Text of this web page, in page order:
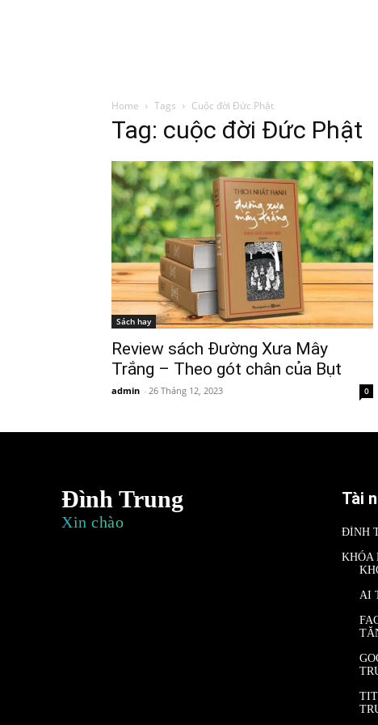
Home Tags Cuộc đời Đức Phật
Tag: cuộc đời Đức Phật
Sách hay
Review sách Đường Xưa Mây
Trắng – Theo gót chân của Bụt
admin - 26 Tháng 12, 2023 0
Đình Trung
Xin chào
Tài
ĐÌNH
KHÓA
AI